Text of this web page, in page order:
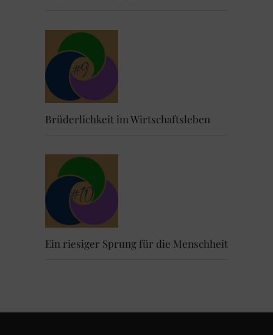
Brüderlichkeit im Wirtschaftsleben
Ein riesiger Sprung für die Menschheit